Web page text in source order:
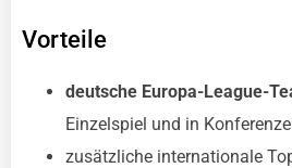
Vorteile
deutsche Europa-League-
Einzelspiel und in
zusätzliche internationale